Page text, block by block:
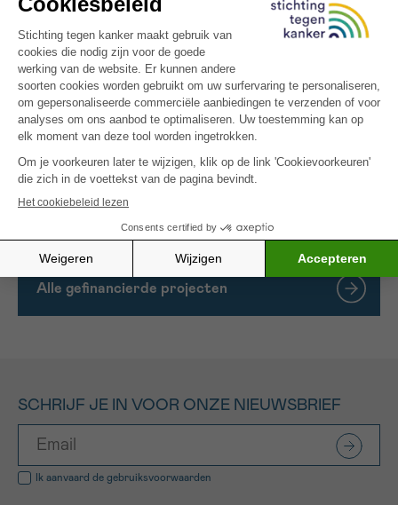
(hergebruik goedgekeurde geneesmiddelen) en een
grote geneesmiddelenbibliotheek om nieuwe anti-
kanker-geneesmiddelen te identificeren. In dit
project willen we het therapeutisch potentieel voor
de behandeling van darmkanker verder valideren en
evalueren met deze geïdentificeerde anti-kanker
herpositionerings geneesmiddelen, omdat we
resulteren in re-differentiatie en deze darmkankers
combinatietherapieën.
Alle gefinancierde projecten
SCHRIJF JE IN VOOR ONZE NIEUWSBRIEF
Ik aanvaard de gebruiksvoorwaarden